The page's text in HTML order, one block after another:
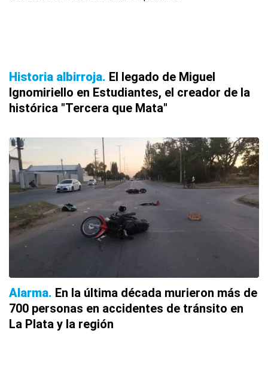
Historia albirroja El legado de Miguel
Ignomiriello en Estudiantes, el creador de la
histórica "Tercera que Mata"
Alarma En la última década murieron más de
700 personas en accidentes de tránsito en
La Plata y la región